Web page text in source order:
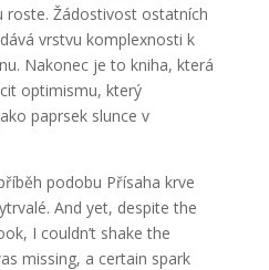
roste. Žádostivost ostatních
vrstvu komplexnosti k
Nakonec je to kniha, která
optimismu, který
paprsek slunce v
podobu Přísaha krve
And yet, despite the
I couldn’t shake the
missing, a certain spark